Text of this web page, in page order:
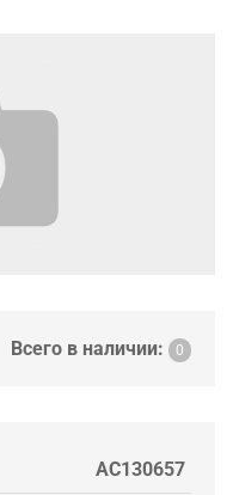
Всего в наличии: 0
AC130657